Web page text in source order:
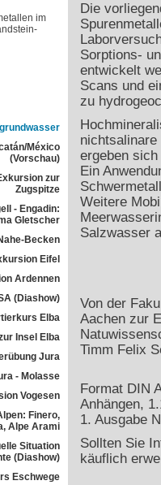
im
México
(Vorschau)
zur
Zugspitze
- Engadin:
Gletscher
Becken
Eifel
Ardennen
(Diashow)
Elba
Insel Elba
Jura
- Molasse
Vogesen
Finero,
Alpe Arami
Situation
(Diashow)
Eschwege
Die
Sorptions-
entwickelt
Scans und
zu
nichtsalinare
ergeben
Ein
Weitere
Salzwasser
Von der
Aachen zur
Timm Felix
Format DIN
Anhängen,
1. Ausgabe
Sollten Sie
käuflich